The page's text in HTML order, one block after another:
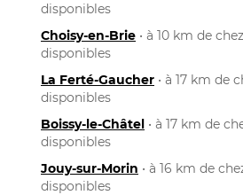
disponibles
Choisy-en-Brie • à 10 km de
disponibles
La Ferté-Gaucher • à 17 km de
disponibles
Boissy-le-Châtel • à 17 km de
disponibles
Jouy-sur-Morin • à 16 km de
disponibles